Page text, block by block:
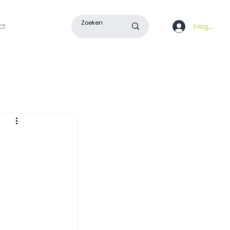
Inloggen